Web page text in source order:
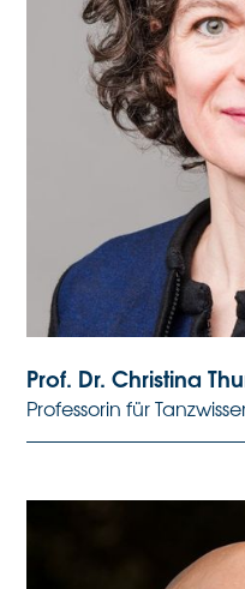
Prof. Dr. Christina
Professorin für